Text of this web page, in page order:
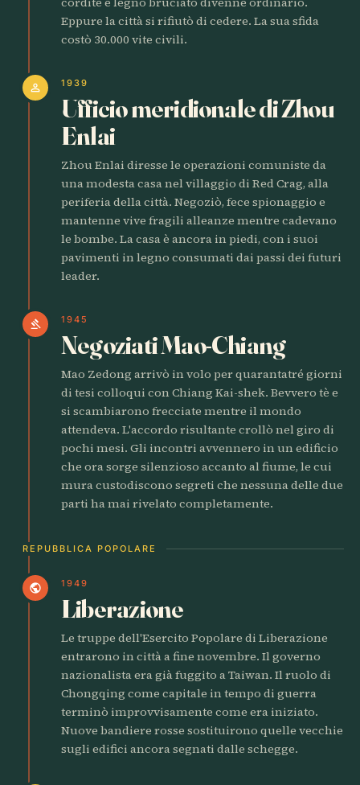
Eppure la città si rifiutò di cedere. La sua sfida
costò 30.000 vite civili.
person 1939
Ufficio meridionale di Zhou
Enlai
Zhou Enlai diresse le operazioni comuniste da
una modesta casa nel villaggio di Red Crag, alla
periferia della città. Negoziò, fece spionaggio e
mantenne vive fragili alleanze mentre cadevano
le bombe. La casa è ancora in piedi, con i suoi
pavimenti in legno consumati dai passi dei futuri
leader.
gavel 1945
Negoziati Mao-Chiang
Mao Zedong arrivò in volo per quarantatré giorni
di tesi colloqui con Chiang Kai-shek. Bevvero tè e
si scambiarono frecciate mentre il mondo
attendeva. L'accordo risultante crollò nel giro di
pochi mesi. Gli incontri avvennero in un edificio
che ora sorge silenzioso accanto al fiume, le cui
mura custodiscono segreti che nessuna delle due
parti ha mai rivelato completamente.
REPUBBLICA POPOLARE
public 1949
Liberazione
Le truppe dell'Esercito Popolare di Liberazione
entrarono in città a fine novembre. Il governo
nazionalista era già fuggito a Taiwan. Il ruolo di
Chongqing come capitale in tempo di guerra
terminò improvvisamente come era iniziato.
Nuove bandiere rosse sostituirono quelle vecchie
sugli edifici ancora segnati dalle schegge.